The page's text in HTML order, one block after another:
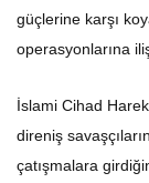
güçlerine karşı
operasyonlarına
İslami Cihad
direniş
çatışmalara